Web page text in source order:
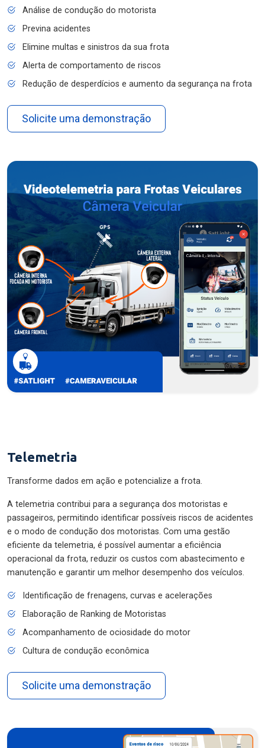
Análise de condução do motorista
Previna acidentes
Elimine multas e sinistros da sua frota
Alerta de comportamento de riscos
Redução de desperdícios e aumento da segurança na frota
Solicite uma demonstração
Telemetria
Transforme dados em ação e potencialize a frota.
A telemetria contribui para a segurança dos motoristas e
passageiros, permitindo identificar possíveis riscos de acidentes
e o modo de condução dos motoristas. Com uma gestão
eficiente da telemetria, é possível aumentar a eficiência
operacional da frota, reduzir os custos com abastecimento e
manutenção e garantir um melhor desempenho dos veículos.
Identificação de frenagens, curvas e acelerações
Elaboração de Ranking de Motoristas
Acompanhamento de ociosidade do motor
Cultura de condução econômica
Solicite uma demonstração